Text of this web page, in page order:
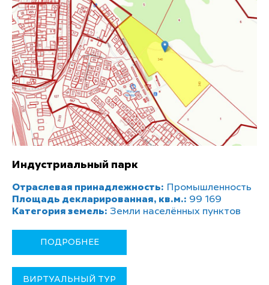
Индустриальный парк
Отраслевая принадлежность: Промышленность
Площадь декларированная, кв.м.: 99 169
Категория земель: Земли населённых пунктов
ПОДРОБНЕЕ
ВИРТУАЛЬНЫЙ ТУР